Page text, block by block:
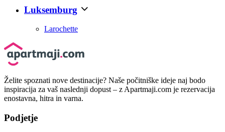
Luksemburg
Larochette
Želite spoznati nove destinacije? Naše počitniške ideje naj bodo
inspiracija za vaš naslednji dopust – z Apartmaji.com je rezervacija
enostavna, hitra in varna.
Podjetje